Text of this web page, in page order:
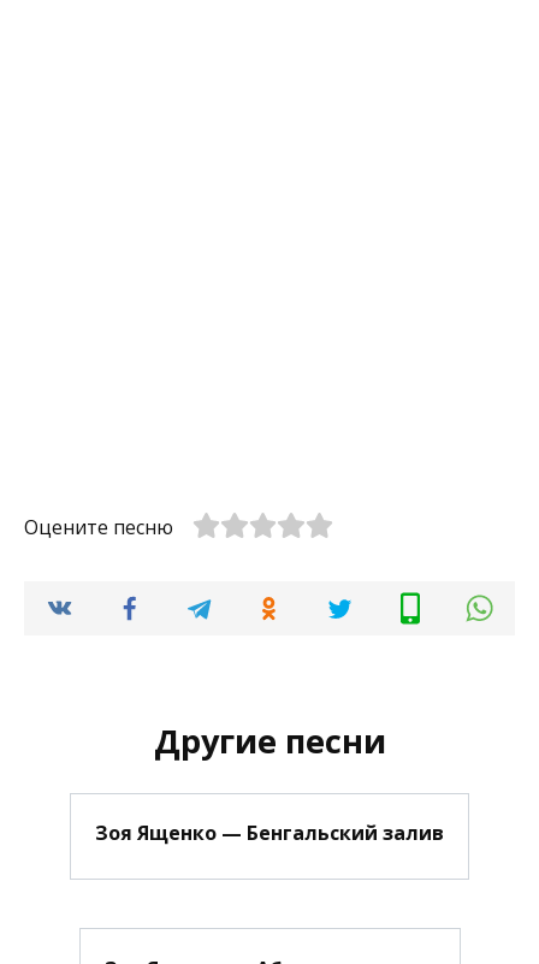
Оцените песню
Другие песни
Зоя Ященко — Бенгальский залив